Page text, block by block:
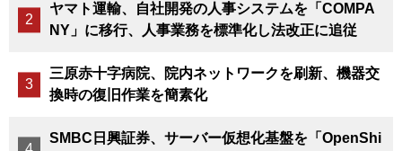
ヤマト運輸、自社開発の人事システムを「COMPA
NY」に移行、人事業務を標準化し法改正に追従
三原赤十字病院、院内ネットワークを刷新、機器交
換時の復旧作業を簡素化
SMBC日興証券、サーバー仮想化基盤を「OpenShi